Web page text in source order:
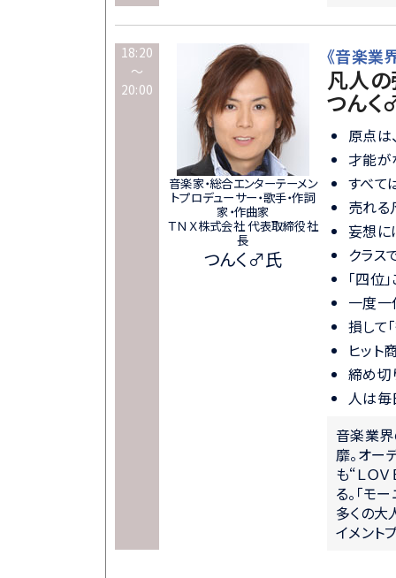
18:20
～
20:00
音楽家・総合エンターテーメン
トプロデューサー・歌手・作詞
家・作曲家
ＴＮＸ株式会社 代表取締役社
長
つんく♂氏
《音楽業
凡人の
つん
原点は
才能が
すべ
売れる
妄想に
クラス
「四位
一度一
損して
ヒット
締め切
人は毎
音楽業界
靡。オー
も“ＬＯ
る。「モ
多くの大
イメント